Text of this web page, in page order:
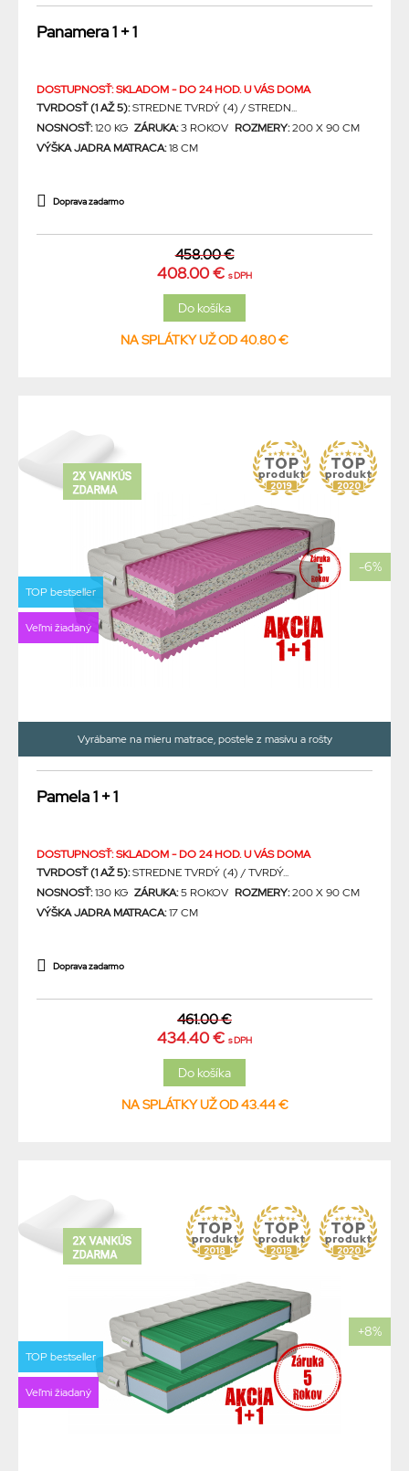
Panamera 1 + 1
DOSTUPNOSŤ: SKLADOM - DO 24 HOD. U VÁS DOMA
TVRDOSŤ (1 AŽ 5):STREDNE TVRDÝ (4) / STREDN...
NOSNOSŤ:120 KG ZÁRUKA:3 ROKOV ROZMERY:200 X 90 CM
VÝŠKA JADRA MATRACA:18 CM
Doprava zadarmo
458.00 €
408.00 € s DPH
NA SPLÁTKY UŽ OD 40.80 €
-6%
TOP bestseller
Veľmi žiadaný
Vyrábame na mieru matrace, postele z masívu a rošty
Pamela 1 + 1
DOSTUPNOSŤ: SKLADOM - DO 24 HOD. U VÁS DOMA
TVRDOSŤ (1 AŽ 5):STREDNE TVRDÝ (4) / TVRDÝ...
NOSNOSŤ:130 KG ZÁRUKA:5 ROKOV ROZMERY:200 X 90 CM
VÝŠKA JADRA MATRACA:17 CM
Doprava zadarmo
461.00 €
434.40 € s DPH
NA SPLÁTKY UŽ OD 43.44 €
+8%
TOP bestseller
Veľmi žiadaný